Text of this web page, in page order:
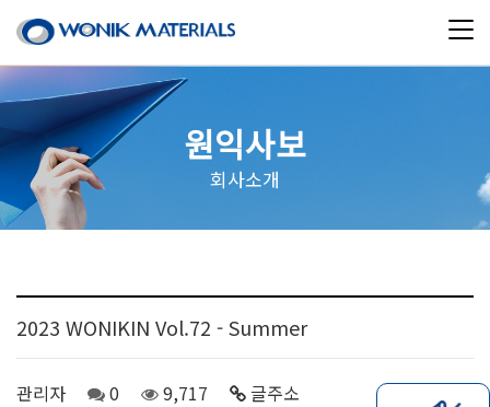
원익사보
회사소개
2023 WONIKIN Vol.72 - Summer
관리자 0 9,717 글주소 07-31